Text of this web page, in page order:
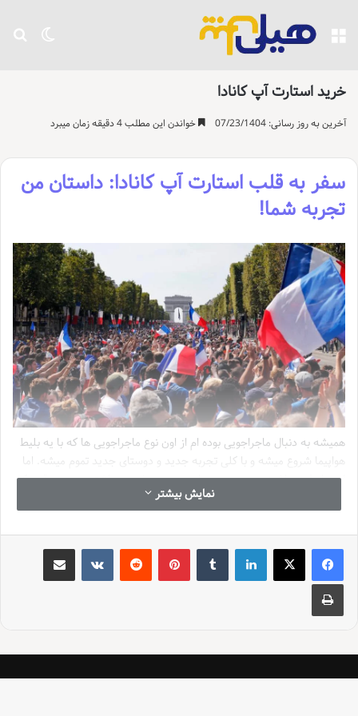
تغییر منو
خرید استارت آپ کانادا
آخرین به روز رسانی: 07/23/1404 خواندن این مطلب 4 دقیقه زمان میبرد
سفر به قلب استارت آپ کانادا: داستان من
تجربه شما!
همیشه به دنبال ماجراجویی بوده ام از اون نوع ماجراجویی ها که با یه بلیط
هواپیما شروع میشه و با کلی تجربه جدید و دوستای جدید تموم میشه. اما
این بار فرق داشت. یه حس هیجان عجیب و غریب داشتم یه حس قوی که
میگفت این سفر قراره یه چیز متفاوت رو برام رقم بزنه.
در کانادااین هدف من بود و شروع یه ماجرا در دنیای نوآوری و کارآفرینی.
راهی تورنتو:
نمایش بیشتر
لینکدین ‫تامبلر ‫پین‌ترست‫رددیت ‫VKontakteاشتراک گذاری از طریق ایمیل
چاپ